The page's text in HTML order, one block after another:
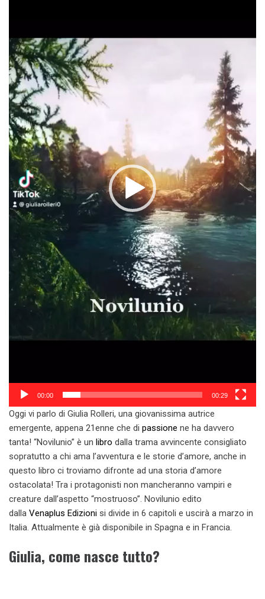
00:00 00:29
Oggi vi parlo di Giulia Rolleri, una giovanissima autrice
emergente, appena 21enne che di passione ne ha davvero
tanta! “Novilunio” è un libro dalla trama avvincente consigliato
sopratutto a chi ama l’avventura e le storie d’amore, anche in
questo libro ci troviamo difronte ad una storia d’amore
ostacolata! Tra i protagonisti non mancheranno vampiri e
creature dall’aspetto “mostruoso”. Novilunio edito
dalla Venaplus Edizioni si divide in 6 capitoli e uscirà a marzo in
Italia. Attualmente è già disponibile in Spagna e in Francia.
Giulia, come nasce tutto?